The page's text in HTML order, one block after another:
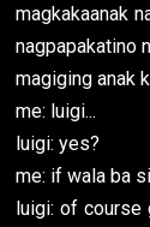
magkakaanak
nagpapakatino
magiging anak
me: luigi...
luigi: yes?
me: if wala ba
luigi: of course